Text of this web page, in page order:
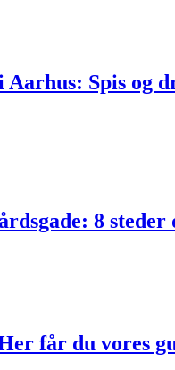
Spis og
8 steder
får du vores